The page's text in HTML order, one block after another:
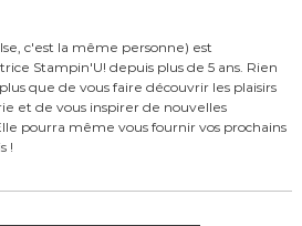
c'est la même personne) est
Stampin'U! depuis plus de 5 ans. Rien
que de vous faire découvrir les plaisirs
et de vous inspirer de nouvelles
pourra même vous fournir vos prochains
!